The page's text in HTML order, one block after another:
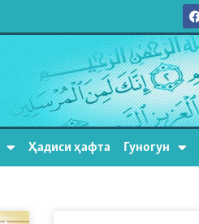
Ҳадиси ҳафта Гуногун